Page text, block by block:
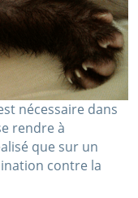
nécessaire dans
rendre à
que sur un
contre la